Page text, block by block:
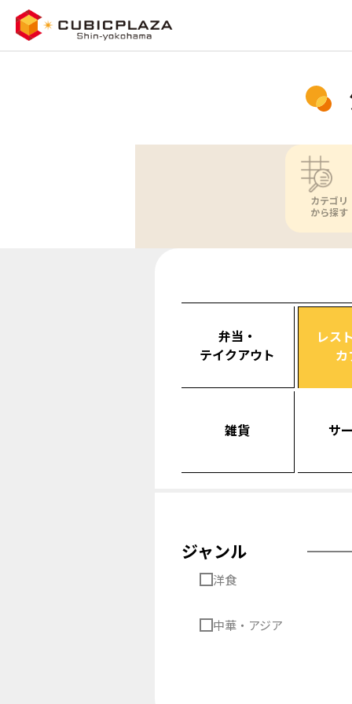
カテゴリ
から探す
弁当・
テイクアウト
レス
カ
雑貨 サ
ジャンル
洋食
中華・アジア